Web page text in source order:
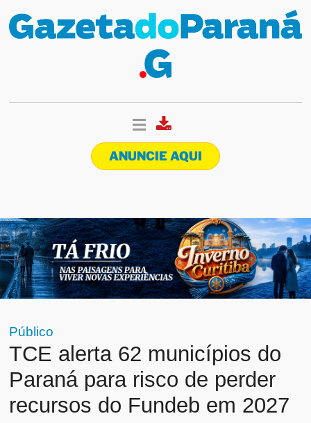
ANUNCIE AQUI
Público
TCE alerta 62 municípios do
Paraná para risco de perder
recursos do Fundeb em 2027